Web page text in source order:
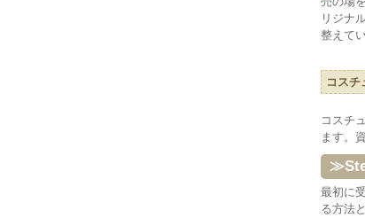
リジナ
整えて
コスチ
コスチ
ます。
最初に
る方法